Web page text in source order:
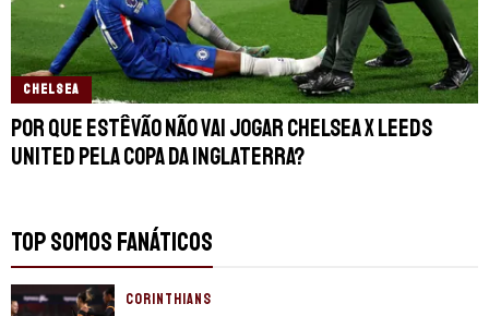
CHELSEA
Por que Estêvão não vai jogar Chelsea x Leeds
United pela Copa da Inglaterra?
TOP SOMOS FANÁTICOS
CORINTHIANS